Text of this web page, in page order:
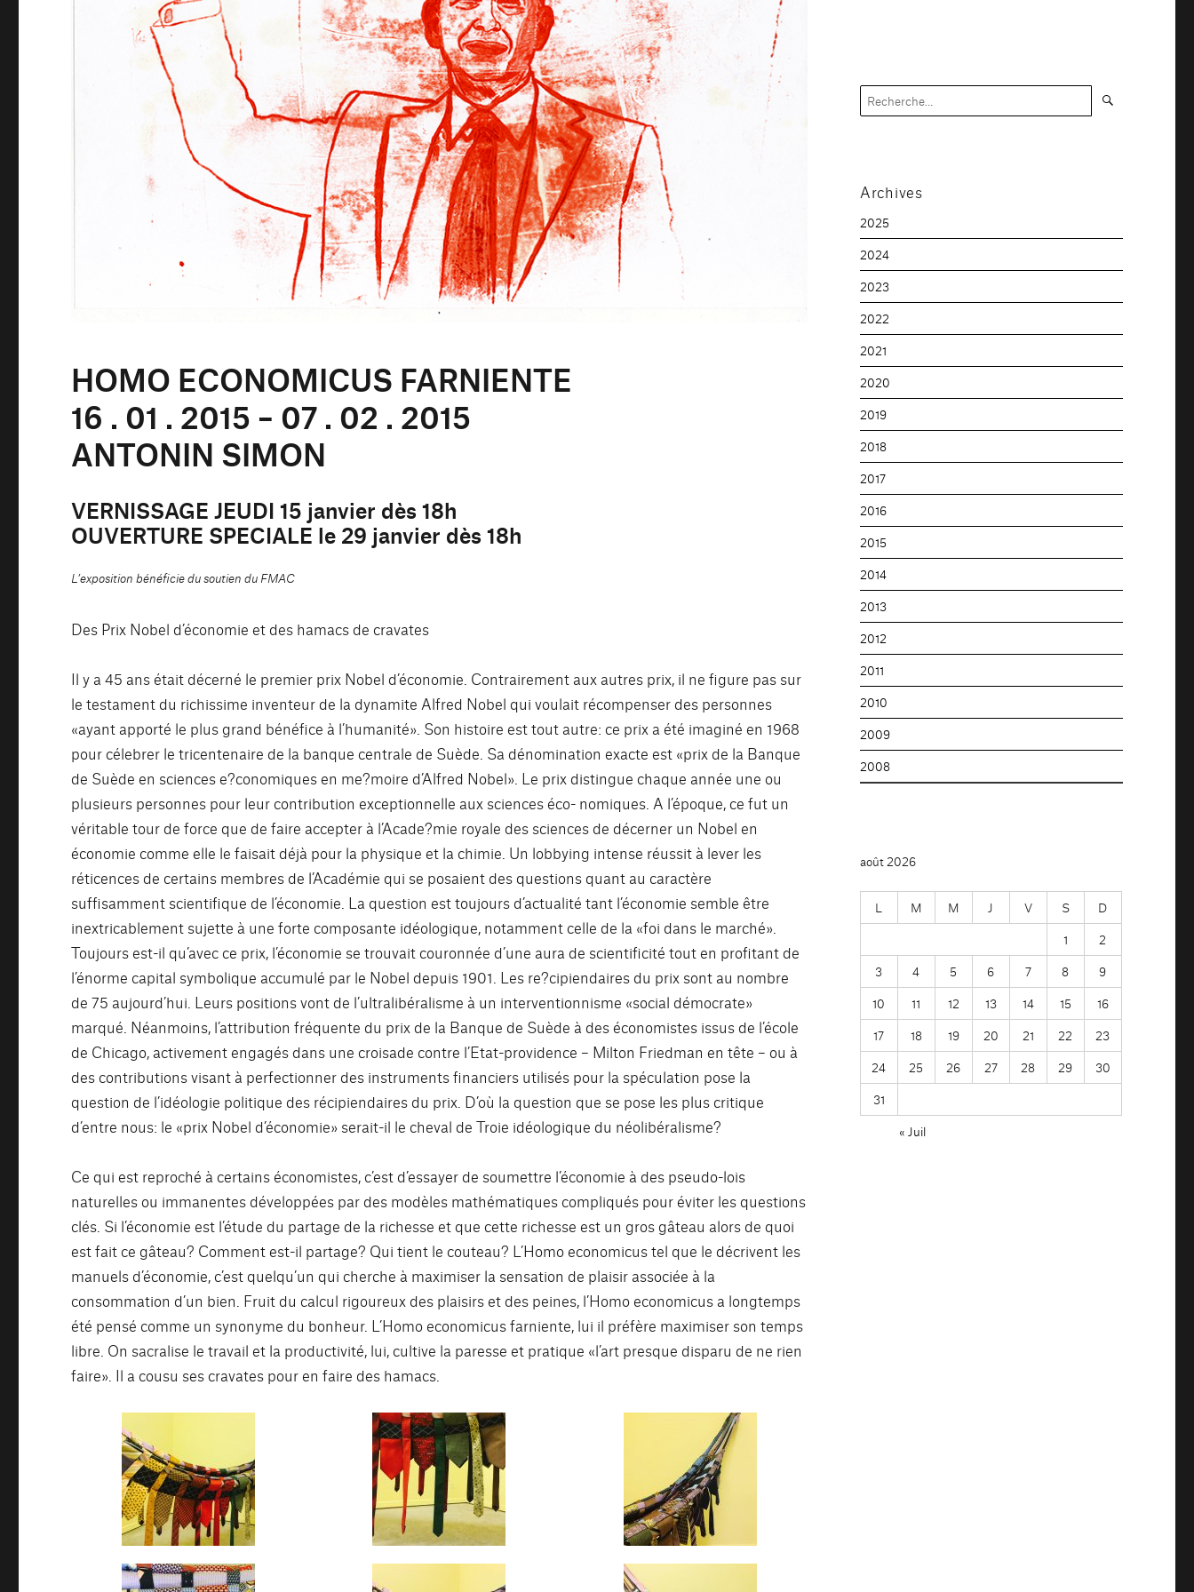
HOMO ECONOMICUS FARNIENTE
16 . 01 . 2015 – 07 . 02 . 2015
ANTONIN SIMON
VERNISSAGE JEUDI 15 janvier dès 18h
OUVERTURE SPECIALE le 29 janvier dès 18h
L’exposition bénéficie du soutien du FMAC
Des Prix Nobel d’économie et des hamacs de cravates
Il y a 45 ans était décerné le premier prix Nobel d’économie. Contrairement aux autres prix, il ne figure pas sur
le testament du richissime inventeur de la dynamite Alfred Nobel qui voulait récompenser des personnes
«ayant apporté le plus grand bénéfice à l’humanité». Son histoire est tout autre: ce prix a été imaginé en 1968
pour célebrer le tricentenaire de la banque centrale de Suède. Sa dénomination exacte est «prix de la Banque
de Suède en sciences e?conomiques en me?moire d’Alfred Nobel». Le prix distingue chaque année une ou
plusieurs personnes pour leur contribution exceptionnelle aux sciences éco- nomiques. A l’époque, ce fut un
véritable tour de force que de faire accepter à l’Acade?mie royale des sciences de décerner un Nobel en
économie comme elle le faisait déjà pour la physique et la chimie. Un lobbying intense réussit à lever les
réticences de certains membres de l’Académie qui se posaient des questions quant au caractère
suffisamment scientifique de l’économie. La question est toujours d’actualité tant l’économie semble être
inextricablement sujette à une forte composante idéologique, notamment celle de la «foi dans le marché».
Toujours est-il qu’avec ce prix, l’économie se trouvait couronnée d’une aura de scientificité tout en profitant de
l’énorme capital symbolique accumulé par le Nobel depuis 1901. Les re?cipiendaires du prix sont au nombre
de 75 aujourd’hui. Leurs positions vont de l’ultralibéralisme à un interventionnisme «social démocrate»
marqué. Néanmoins, l’attribution fréquente du prix de la Banque de Suède à des économistes issus de l’école
de Chicago, activement engagés dans une croisade contre l’Etat-providence – Milton Friedman en tête – ou à
des contributions visant à perfectionner des instruments financiers utilisés pour la spéculation pose la
question de l’idéologie politique des récipiendaires du prix. D’où la question que se pose les plus critique
d’entre nous: le «prix Nobel d’économie» serait-il le cheval de Troie idéologique du néolibéralisme?
Ce qui est reproché à certains économistes, c’est d’essayer de soumettre l’économie à des pseudo-lois
naturelles ou immanentes développées par des modèles mathématiques compliqués pour éviter les questions
clés. Si l’économie est l’étude du partage de la richesse et que cette richesse est un gros gâteau alors de quoi
est fait ce gâteau? Comment est-il partage? Qui tient le couteau? L’Homo economicus tel que le décrivent les
manuels d’économie, c’est quelqu’un qui cherche à maximiser la sensation de plaisir associée à la
consommation d’un bien. Fruit du calcul rigoureux des plaisirs et des peines, l’Homo economicus a longtemps
été pensé comme un synonyme du bonheur. L’Homo economicus farniente, lui il préfère maximiser son temps
libre. On sacralise le travail et la productivité, lui, cultive la paresse et pratique «l’art presque disparu de ne rien
faire». Il a cousu ses cravates pour en faire des hamacs.
Recherche
pour :
Archives
2025
2024
2023
2022
2021
2020
2019
2018
2017
2016
2015
2014
2013
2012
2011
2010
2009
2008
août 2026
L M M J V S
D
1
2
3
4 5 6 7 8
9
10
11 12 13 14 15
16
17
18 19 20 21 22
23
24
25 26 27 28 29
30
31
« Juil